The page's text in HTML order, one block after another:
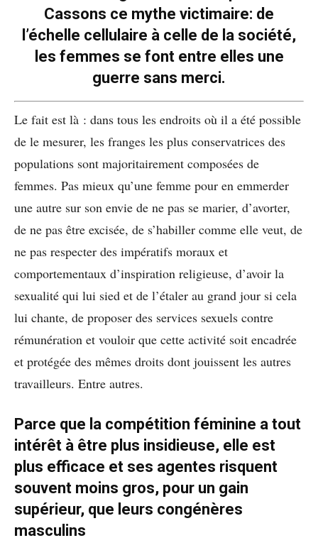
Cassons ce mythe victimaire: de
l’échelle cellulaire à celle de la société,
les femmes se font entre elles une
guerre sans merci.
Le fait est là : dans tous les endroits où il a été possible
de le mesurer, les franges les plus conservatrices des
populations sont majoritairement composées de
femmes. Pas mieux qu’une femme pour en emmerder
une autre sur son envie de ne pas se marier, d’avorter,
de ne pas être excisée, de s’habiller comme elle veut, de
ne pas respecter des impératifs moraux et
comportementaux d’inspiration religieuse, d’avoir la
sexualité qui lui sied et de l’étaler au grand jour si cela
lui chante, de proposer des services sexuels contre
rémunération et vouloir que cette activité soit encadrée
et protégée des mêmes droits dont jouissent les autres
travailleurs. Entre autres.
Parce que la compétition féminine a tout
intérêt à être plus insidieuse, elle est
plus efficace et ses agentes risquent
souvent moins gros, pour un gain
supérieur, que leurs congénères
masculins